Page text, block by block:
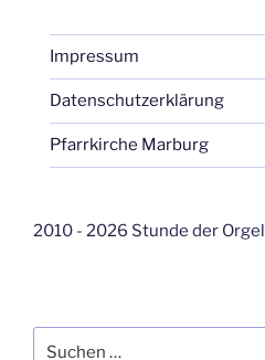
Impressum
Datenschutzerklärung
Pfarrkirche Marburg
2010 - 2026 Stunde der Orgel